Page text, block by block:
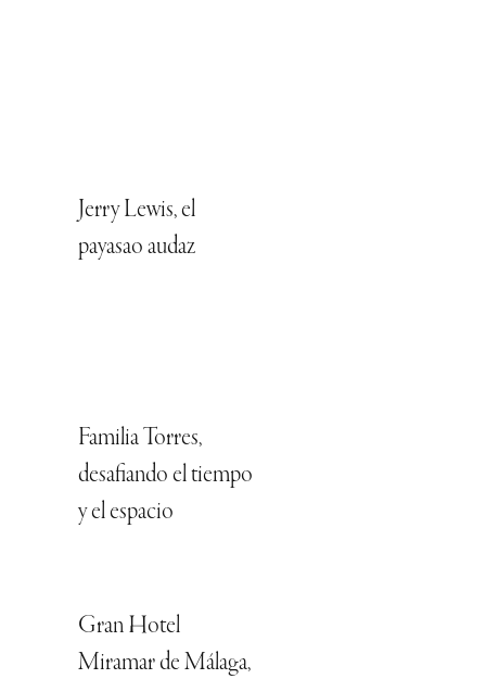
Jerry Lewis, el
payasao audaz
Familia Torres,
desafiando el tiempo
y el espacio
Gran Hotel
Miramar de Málaga,